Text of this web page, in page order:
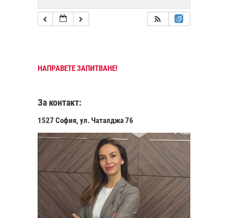
НАПРАВЕТЕ ЗАПИТВАНЕ!
За контакт:
1527 София, ул. Чаталджа 76